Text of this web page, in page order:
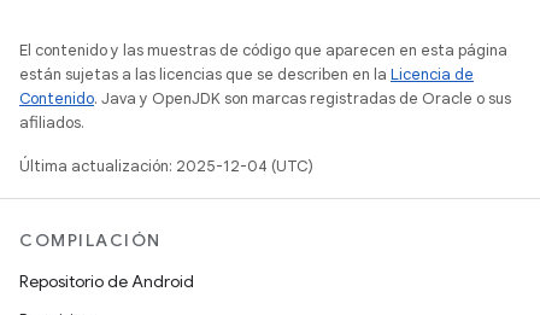
El contenido y las muestras de código que aparecen en esta página
están sujetas a las licencias que se describen en la Licencia de
Contenido. Java y OpenJDK son marcas registradas de Oracle o sus
afiliados.
Última actualización: 2025-12-04 (UTC)
COMPILACIÓN
Repositorio de Android